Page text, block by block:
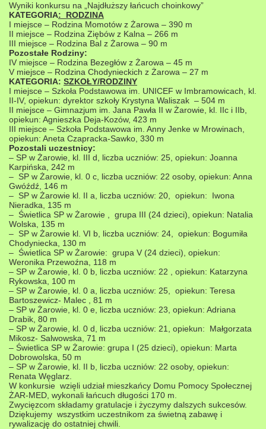
Wyniki konkursu na „Najdłuższy łańcuch choinkowy”
KATEGORIA: RODZINA
I miejsce – Rodzina Momotów z Żarowa – 390 m
II miejsce – Rodzina Ziębów z Kalna – 266 m
III miejsce – Rodzina Bal z Żarowa – 90 m
Pozostałe Rodziny:
IV miejsce – Rodzina Bezegłów z Żarowa – 45 m
V miejsce – Rodzina Chodynieckich z Żarowa – 27 m
KATEGORIA: SZKOŁY/RODZINY
I miejsce – Szkoła Podstawowa im. UNICEF w Imbramowicach, kl.
II-IV, opiekun: dyrektor szkoły Krystyna Waliszak – 504 m
II miejsce – Gimnazjum im. Jana Pawła II w Żarowie, kl. IIc i IIb,
opiekun: Agnieszka Deja-Kozów, 423 m
III miejsce – Szkoła Podstawowa im. Anny Jenke w Mrowinach,
opiekun: Aneta Czapracka-Sawko, 330 m
Pozostali uczestnicy:
– SP w Żarowie, kl. III d, liczba uczniów: 25, opiekun: Joanna
Karpińska, 242 m
– SP w Żarowie, kl. 0 c, liczba uczniów: 22 osoby, opiekun: Anna
Gwóźdź, 146 m
– SP w Żarowie kl. II a, liczba uczniów: 20, opiekun: Iwona
Nieradka, 135 m
– Świetlica SP w Żarowie , grupa III (24 dzieci), opiekun: Natalia
Wolska, 135 m
– SP w Żarowie kl. VI b, liczba uczniów: 24, opiekun: Bogumiła
Chodyniecka, 130 m
– Świetlica SP w Żarowie: grupa V (24 dzieci), opiekun:
Weronika Przewoźna, 118 m
– SP w Żarowie, kl. 0 b, liczba uczniów: 22 , opiekun: Katarzyna
Rykowska, 100 m
– SP w Żarowie, kl. 0 a, liczba uczniów: 25, opiekun: Teresa
Bartoszewicz- Malec , 81 m
– SP w Żarowie, kl. 0 e, liczba uczniów: 23, opiekun: Adriana
Drabik, 80 m
– SP w Żarowie, kl. 0 d, liczba uczniów: 21, opiekun: Małgorzata
Mikosz- Salwowska, 71 m
– Świetlica SP w Żarowie: grupa I (25 dzieci), opiekun: Marta
Dobrowolska, 50 m
– SP w Żarowie, kl. II b, liczba uczniów: 22 osoby, opiekun:
Renata Węglarz.
W konkursie wzięli udział mieszkańcy Domu Pomocy Społecznej
ŻAR-MED, wykonali łańcuch długości 170 m.
Zwycięzcom składamy gratulacje i życzymy dalszych sukcesów.
Dziękujemy wszystkim uczestnikom za świetną zabawę i
rywalizację do ostatniej chwili.